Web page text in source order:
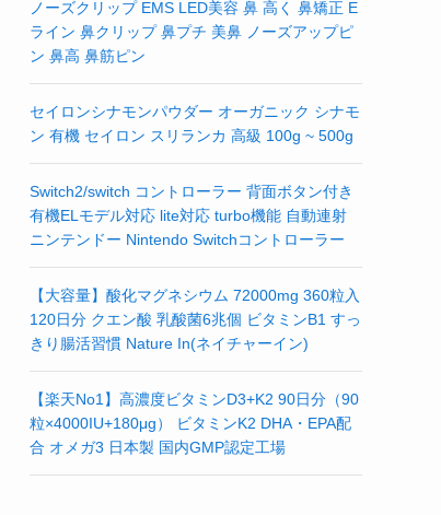
ノーズクリップ EMS LED美容 鼻 高く 鼻矯正 E
ライン 鼻クリップ 鼻プチ 美鼻 ノーズアップピ
ン 鼻高 鼻筋ピン
セイロンシナモンパウダー オーガニック シナモ
ン 有機 セイロン スリランカ 高級 100g ~ 500g
Switch2/switch コントローラー 背面ボタン付き
有機ELモデル対応 lite対応 turbo機能 自動連射
ニンテンドー Nintendo Switchコントローラー
【大容量】酸化マグネシウム 72000mg 360粒入
120日分 クエン酸 乳酸菌6兆個 ビタミンB1 すっ
きり腸活習慣 Nature In(ネイチャーイン)
【楽天No1】高濃度ビタミンD3+K2 90日分（90
粒×4000IU+180μg） ビタミンK2 DHA・EPA配
合 オメガ3 日本製 国内GMP認定工場